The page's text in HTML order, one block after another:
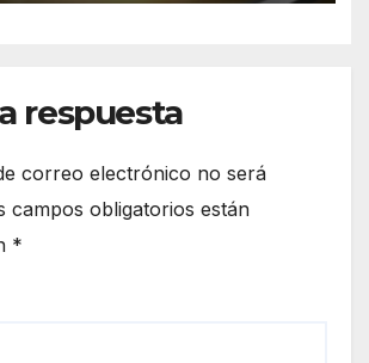
respuesta
correo electrónico no será
campos obligatorios están
*